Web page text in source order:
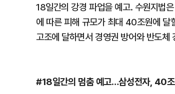
18일간의 강경 파업을 예고. 수원지법
에 따른 피해 규모가 최대 40조원에 달
고조에 달하면서 경영권 방어와 반도
#18일간의 멈춤 예고…삼성전자, 40